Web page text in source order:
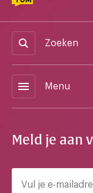
Zoeken
menu Menu
Meld je aan